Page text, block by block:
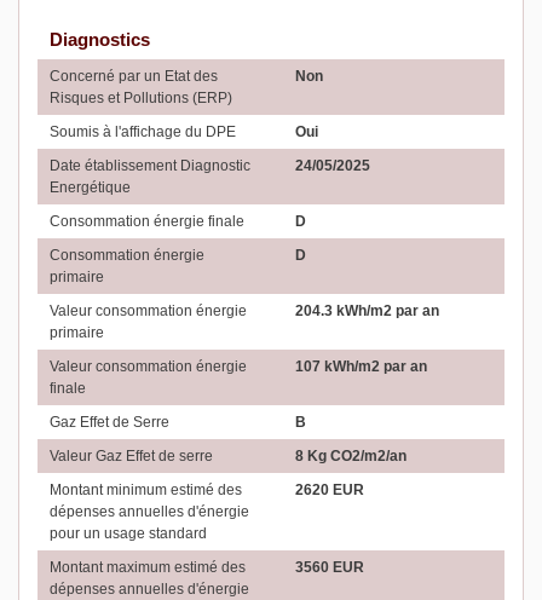
Diagnostics
Concerné par un Etat des
Risques et Pollutions (ERP)
Non
Soumis à l'affichage du DPE
Oui
Date établissement Diagnostic
Energétique
24/05/2025
Consommation énergie finale
D
Consommation énergie
primaire
D
Valeur consommation énergie
primaire
204.3 kWh/m2 par an
Valeur consommation énergie
finale
107 kWh/m2 par an
Gaz Effet de Serre
B
Valeur Gaz Effet de serre
8 Kg CO2/m2/an
Montant minimum estimé des
dépenses annuelles d'énergie
pour un usage standard
2620 EUR
Montant maximum estimé des
dépenses annuelles d'énergie
3560 EUR